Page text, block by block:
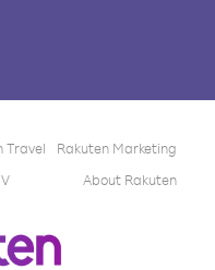
Travel
Rakuten Marketing
About Rakuten